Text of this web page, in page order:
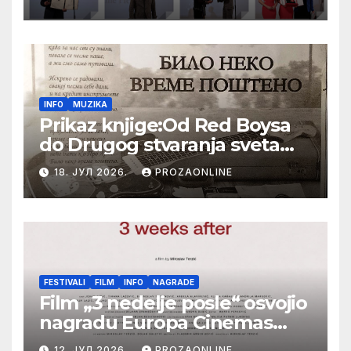
Bajiću svečano zatvoren 33.
Festival evropskog filma Palić
INFO MUZIKA
Prikaz knjige:Od Red Boysa
do Drugog stvaranja sveta
(bilo neko vreme pošteno)
(autor- Zlatomira Sremca,
Botoš 2022. godine,
samizdat)
18. ЈУЛ 2026. PROZAONLINE
FESTIVALI FILM INFO NAGRADE
Film „3 nedelje posle“ osvojio
nagradu Europa Cinemas
Label na Filmskom festivalu